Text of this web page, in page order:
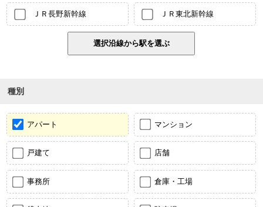
ＪＲ長野新幹線 ＪＲ東北新幹線
種別
アパート マンション
戸建て 店舗
事務所 倉庫・工場